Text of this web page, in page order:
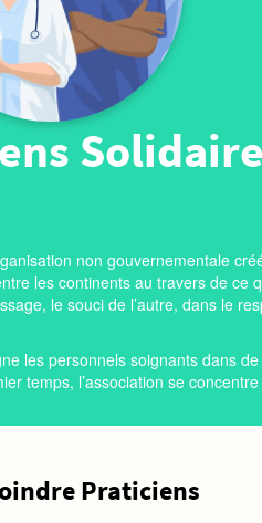
non gouvernementale
les continents au travers de ce
le souci de l’autre, dans le
les personnels soignants dans de
temps, l’association se
Praticiens